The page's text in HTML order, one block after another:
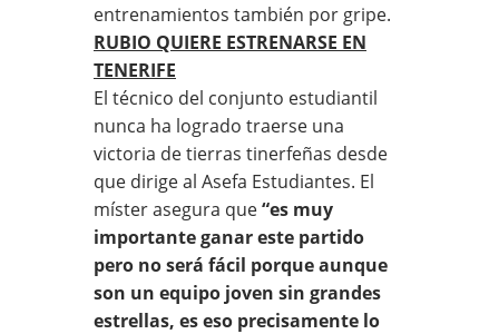
entrenamientos también por gripe.
RUBIO QUIERE ESTRENARSE EN
TENERIFE
El técnico del conjunto estudiantil
nunca ha logrado traerse una
victoria de tierras tinerfeñas desde
que dirige al Asefa Estudiantes. El
míster asegura que“es muy
importante ganar este partido
pero no será fácil porque aunque
son un equipo joven sin grandes
estrellas, es eso precisamente lo